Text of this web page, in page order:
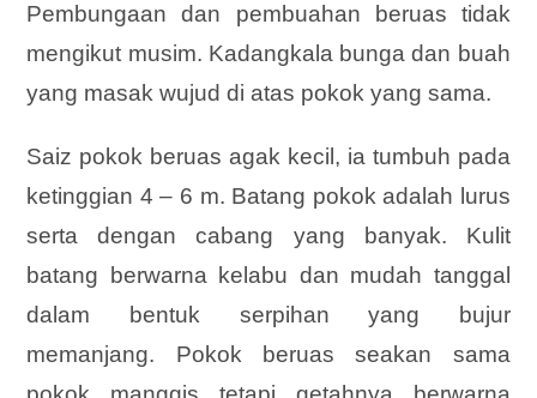
Pembungaan dan pembuahan beruas tidak
mengikut musim. Kadangkala bunga dan buah
yang masak wujud di atas pokok yang sama.
Saiz pokok beruas agak kecil, ia tumbuh pada
ketinggian 4 – 6 m. Batang pokok adalah lurus
serta dengan cabang yang banyak. Kulit
batang berwarna kelabu dan mudah tanggal
dalam bentuk serpihan yang bujur
memanjang. Pokok beruas seakan sama